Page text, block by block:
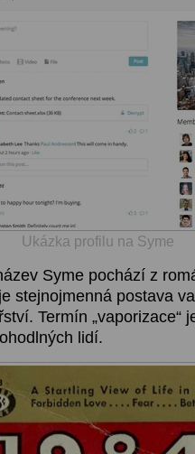
Ukázka profilu na Syme
Syme pochází z
stejnojmenná postava
Termín „vaporizace“
lidí.